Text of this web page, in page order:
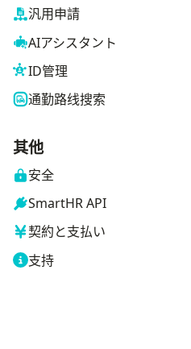
汎用申請
AIアシスタント
ID管理
通勤路线搜索
其他
安全
SmartHR API
契約と支払い
支持